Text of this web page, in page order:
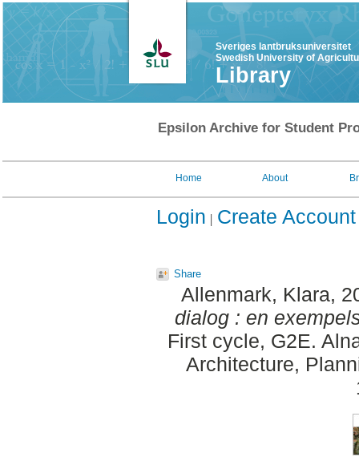
Sveriges lantbruksuniversitet
Swedish University of
Library
Epsilon Archive for Student
Home About
Login Create Account
Share
Allenmark, Klara,
dialog : en
First cycle, G2E.
Architecture,